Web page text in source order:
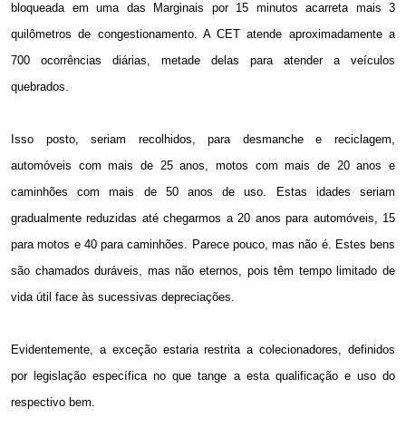
bloqueada em uma das Marginais por 15 minutos acarreta mais 3
quilômetros de congestionamento. A CET atende aproximadamente a
700 ocorrências diárias, metade delas para atender a veículos
quebrados.
Isso posto, seriam recolhidos, para desmanche e reciclagem,
automóveis com mais de 25 anos, motos com mais de 20 anos e
caminhões com mais de 50 anos de uso. Estas idades seriam
gradualmente reduzidas até chegarmos a 20 anos para automóveis, 15
para motos e 40 para caminhões. Parece pouco, mas não é. Estes bens
são chamados duráveis, mas não eternos, pois têm tempo limitado de
vida útil face às sucessivas depreciações.
Evidentemente, a exceção estaria restrita a colecionadores, definidos
por legislação específica no que tange a esta qualificação e uso do
respectivo bem.